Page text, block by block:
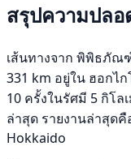
สรุปความปล
เส้นทางจาก พิพิธภัณ
331 km อยู่ใน ฮอกไ
10 ครั้งในรัศมี 5 กิโล
ล่าสุด รายงานล่าสุดคื
Hokkaido